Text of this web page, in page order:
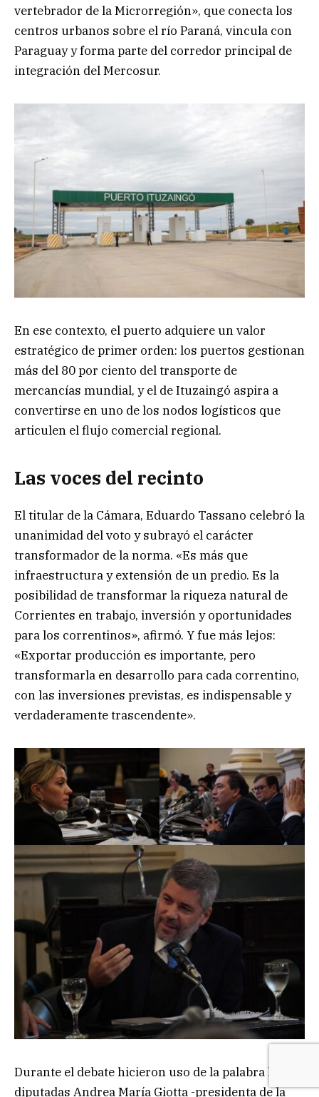
vertebrador de la Microrregión», que conecta los
centros urbanos sobre el río Paraná, vincula con
Paraguay y forma parte del corredor principal de
integración del Mercosur.
En ese contexto, el puerto adquiere un valor
estratégico de primer orden: los puertos gestionan
más del 80 por ciento del transporte de
mercancías mundial, y el de Ituzaingó aspira a
convertirse en uno de los nodos logísticos que
articulen el flujo comercial regional.
Las voces del recinto
El titular de la Cámara, Eduardo Tassano celebró la
unanimidad del voto y subrayó el carácter
transformador de la norma. «Es más que
infraestructura y extensión de un predio. Es la
posibilidad de transformar la riqueza natural de
Corrientes en trabajo, inversión y oportunidades
para los correntinos», afirmó. Y fue más lejos:
«Exportar producción es importante, pero
transformarla en desarrollo para cada correntino,
con las inversiones previstas, es indispensable y
verdaderamente trascendente».
Durante el debate hicieron uso de la palabra las
diputadas Andrea María Giotta -presidenta de la